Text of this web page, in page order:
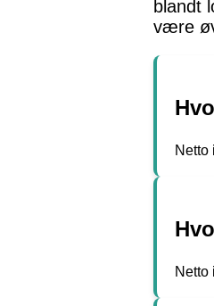
blandt
være
Netto
Netto